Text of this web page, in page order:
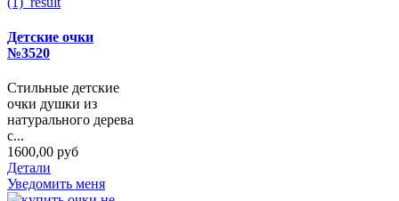
Детские очки
№3520
Стильные детские
очки душки из
натурального дерева
с...
1600,00 руб
Детали
Уведомить меня